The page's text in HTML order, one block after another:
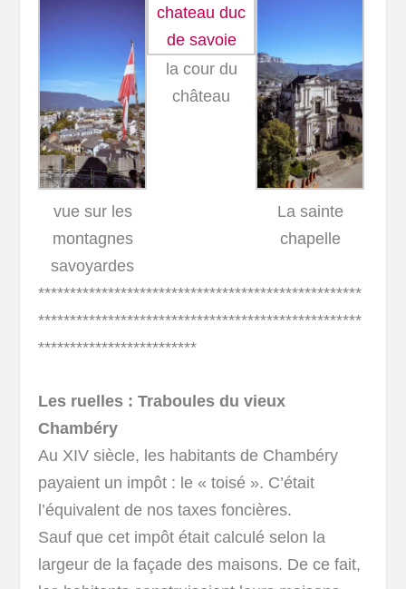
vue sur les
montagnes
savoyardes
la cour du
château
La sainte
chapelle
***************************************************
***************************************************
*************************
Les ruelles : Traboules du vieux
Chambéry
Au XIV siècle, les habitants de Chambéry
payaient un impôt : le « toisé ». C’était
l’équivalent de nos taxes foncières.
Sauf que cet impôt était calculé selon la
largeur de la façade des maisons. De ce fait,